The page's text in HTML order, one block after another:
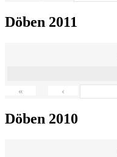
Döben 2011
« ‹
Döben 2010